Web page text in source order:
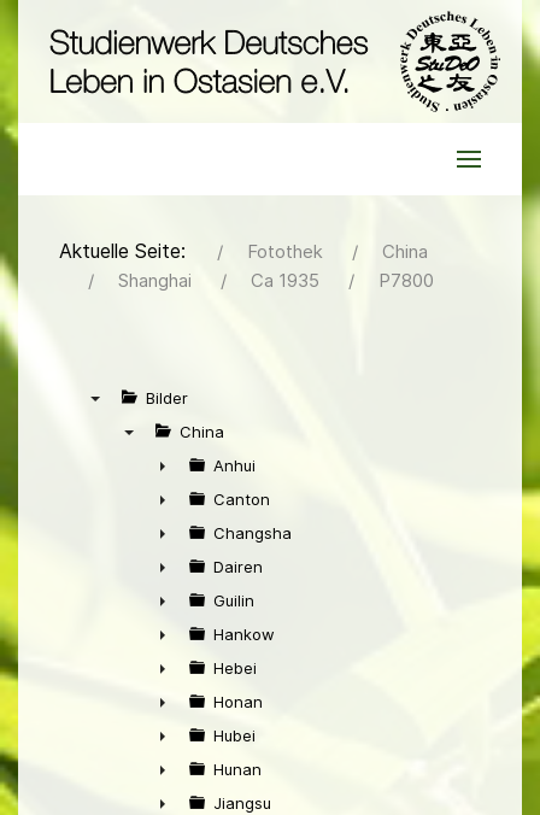
Aktuelle Seite: Fotothek
China
Shanghai
Ca 1935 P7800
Bilder
China
►
Anhui
►
Canton
►
Changsha
►
Dairen
►
Guilin
►
Hankow
►
Hebei
►
Honan
►
Hubei
►
Hunan
Jiangsu